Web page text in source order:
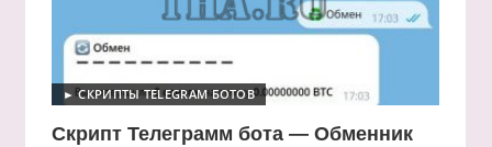
► СКРИПТЫ TELEGRAM БОТОВ
Скрипт Телеграмм бота — Обменник